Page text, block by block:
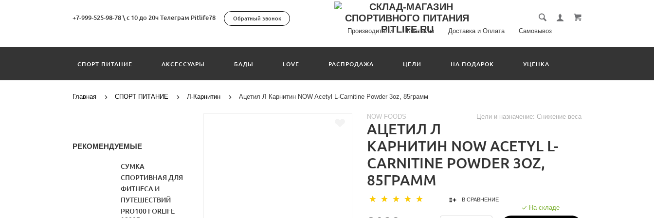
+7-999-525-98-78 \с 10 до 20ч Телеграм Pitlife78 Обратный звонок
Производители Контакты Доставка и Оплата Самовывоз
СПОРТ ПИТАНИЕ АКСЕССУАРЫ БАДЫ LOVE РАСПРОДАЖА ЦЕЛИ НА ПОДАРОК УЦЕНКА
Главная СПОРТ ПИТАНИЕ Л-Карнитин Ацетил Л Карнитин NOW Acetyl L-Carnitine Powder 3oz, 85грамм
РЕКОМЕНДУЕМЫЕ
СУМКА
СПОРТИВНАЯ ДЛЯ
ФИТНЕСА И
ПУТЕШЕСТВИЙ
PRO100 FORLIFE
Цели и назначение: Снижение веса
NOW FOODS
АЦЕТИЛ Л
КАРНИТИН NOW ACETYL L-
CARNITINE POWDER 3OZ,
85ГРАММ
В СРАВНЕНИЕ
На складе